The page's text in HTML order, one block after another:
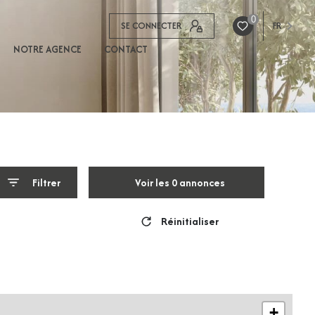
SE CONNECTER 0 FR
NOTRE AGENCE CONTACT
Filtrer Voir les 0annonces
Réinitialiser